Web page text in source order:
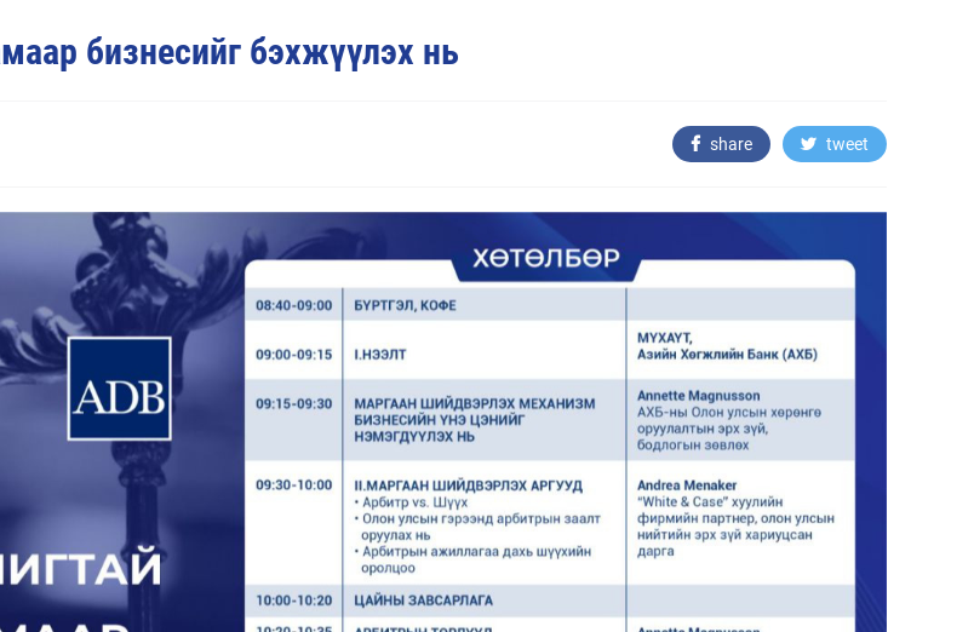
бизнесийг бэхжүүлэх нь
share tweet